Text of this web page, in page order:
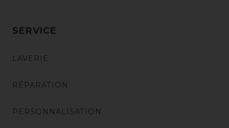
SERVICE
LAVERIE
RÉPARATION
PERSONNALISATION